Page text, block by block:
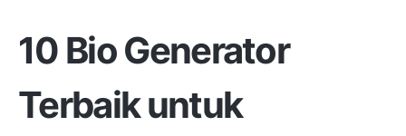
10 Bio Generator
Terbaik untuk